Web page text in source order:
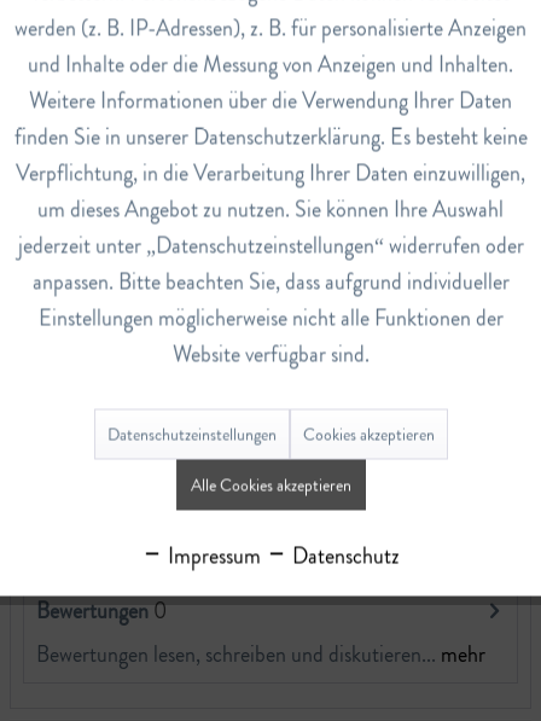
perfekt in das Styling der Haare mit einbezogen werden.
Inhaltsstoffe
Cupuacu-Butter, Hyaluronsäure
Anwendung
2 bis 3 Pumpstösse vom Serum auf die Längen und Spitzen
des trockenen oder feuchten Haares auftragen. Nicht
ausspülen.
Art.Nr.
3282770150643
Bewertungen 0
Bewertungen lesen, schreiben und diskutieren... mehr
Tracking Inaktiv
Service Inaktiv
werden (z. B. IP-Adressen), z. B. für personalisierte Anzeigen
und Inhalte oder die Messung von Anzeigen und Inhalten.
Weitere Informationen über die Verwendung Ihrer Daten
finden Sie in unserer Datenschutzerklärung. Es besteht keine
Verpflichtung, in die Verarbeitung Ihrer Daten einzuwilligen,
um dieses Angebot zu nutzen. Sie können Ihre Auswahl
jederzeit unter „Datenschutzeinstellungen“ widerrufen oder
anpassen. Bitte beachten Sie, dass aufgrund individueller
Einstellungen möglicherweise nicht alle Funktionen der
Website verfügbar sind.
Datenschutzeinstellungen Cookies akzeptieren
Alle Cookies akzeptieren
Impressum Datenschutz